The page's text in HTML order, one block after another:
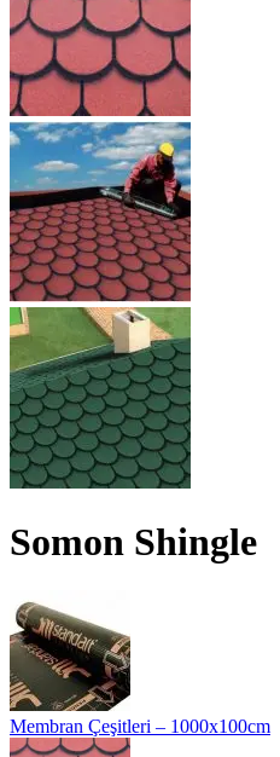
Somon Shingle
Membran Çeşitleri – 1000x100cm